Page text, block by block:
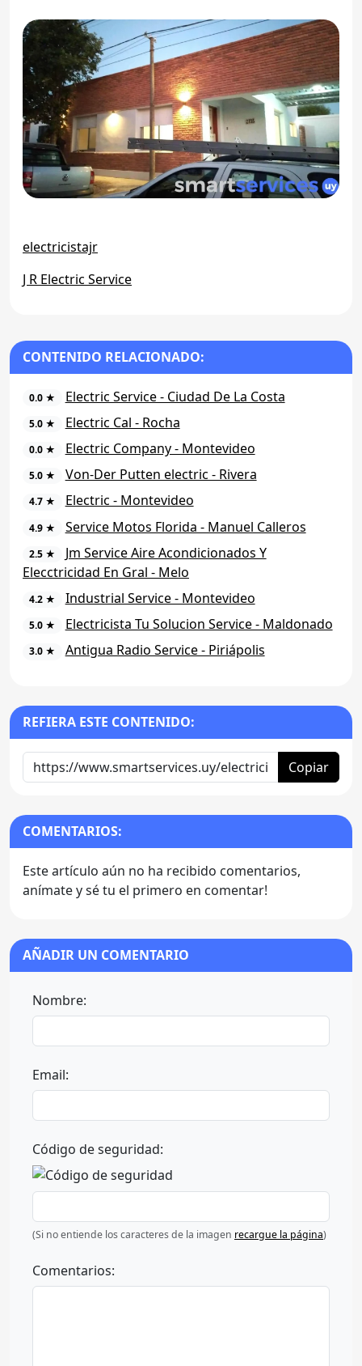
electricistajr
J R Electric Service
CONTENIDO RELACIONADO:
0.0 ★ Electric Service - Ciudad De La Costa
5.0 ★ Electric Cal - Rocha
0.0 ★ Electric Company - Montevideo
5.0 ★ Von-Der Putten electric - Rivera
4.7 ★ Electric - Montevideo
4.9 ★ Service Motos Florida - Manuel Calleros
2.5 ★
Jm Service Aire Acondicionados Y
Elecctricidad En Gral - Melo
4.2 ★ Industrial Service - Montevideo
5.0 ★ Electricista Tu Solucion Service - Maldonado
3.0 ★ Antigua Radio Service - Piriápolis
REFIERA ESTE CONTENIDO:
Copiar
COMENTARIOS:
Este artículo aún no ha recibido comentarios,
anímate y sé tu el primero en comentar!
AÑADIR UN COMENTARIO
Nombre:
Email:
Código de seguridad:
(Si no entiende los caracteres de la imagen recargue la página)
Comentarios: